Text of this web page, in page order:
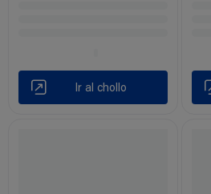
Ir al chollo